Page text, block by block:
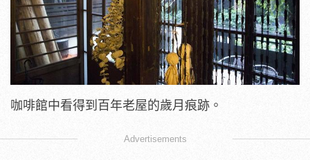
咖啡館中看得到百年老屋的歲月痕跡。
Advertisements